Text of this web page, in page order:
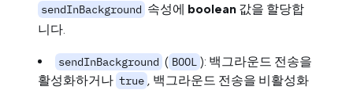
sendInBackground 속성에 boolean 값을 할당합
니다.
sendInBackground ( BOOL ): 백그라운드 전송을
활성화하거나 true , 백그라운드 전송을 비활성화